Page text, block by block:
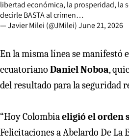
libertad económica, la prosperidad, la
decirle BASTA al crimen…
— Javier Milei (@JMilei)June 21, 2026
En la misma línea se manifestó
ecuatoriano Daniel Noboa,
del resultado para la seguridad
“Hoy Colombiaeligió el orden
Felicitaciones a Abelardo De La